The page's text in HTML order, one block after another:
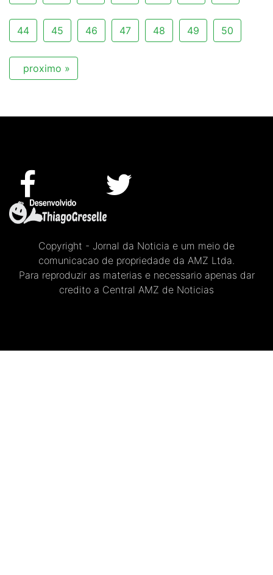
44 45 46 47 48 49 50
proximo »
Copyright - Jornal da Noticia e um meio de
comunicacao de propriedade da AMZ Ltda.
Para reproduzir as materias e necessario apenas dar
credito a Central AMZ de Noticias